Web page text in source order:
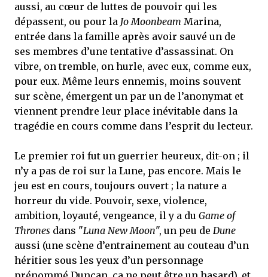
aussi, au cœur de luttes de pouvoir qui les
dépassent, ou pour la Jo Moonbeam Marina,
entrée dans la famille après avoir sauvé un de
ses membres d’une tentative d’assassinat. On
vibre, on tremble, on hurle, avec eux, comme eux,
pour eux. Même leurs ennemis, moins souvent
sur scène, émergent un par un de l’anonymat et
viennent prendre leur place inévitable dans la
tragédie en cours comme dans l’esprit du lecteur.
Le premier roi fut un guerrier heureux, dit-on ; il
n’y a pas de roi sur la Lune, pas encore. Mais le
jeu est en cours, toujours ouvert ; la nature a
horreur du vide. Pouvoir, sexe, violence,
ambition, loyauté, vengeance, il y a du Game of
Thrones dans "Luna New Moon", un peu de Dune
aussi (une scène d’entrainement au couteau d’un
héritier sous les yeux d’un personnage